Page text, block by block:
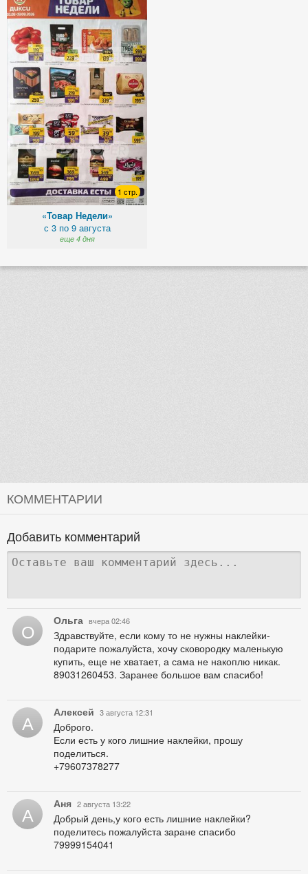
1 стр.
«Товар Недели»
с 3 по 9 августа
еще 4 дня
КОММЕНТАРИИ
Добавить комментарий
О Ольга вчера 02:46
Здравствуйте, если кому то не нужны наклейки-
подарите пожалуйста, хочу сковородку маленькую
купить, еще не хватает, а сама не накоплю никак.
89031260453. Заранее большое вам спасибо!
А Алексей 3 августа 12:31
Доброго.
Если есть у кого лишние наклейки, прошу
поделиться.
+79607378277
А Аня 2 августа 13:22
Добрый день,у кого есть лишние наклейки?
поделитесь пожалуйста заране спасибо
79999154041